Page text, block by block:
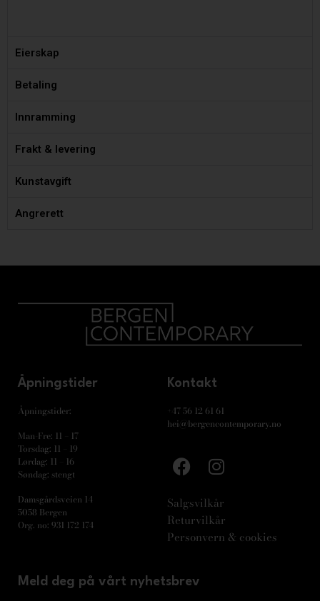
Eierskap
Betaling
Innramming
Frakt & levering
Kunstavgift
Angrerett
Åpningstider
Åpningstider:
Man-Fre: 11 – 17
Torsdag: 11 – 19
Lørdag: 11 – 16
Søndag: stengt
Damsgårdsveien 14
5058 Bergen
Org. no: 931 172 174
Kontakt
+47 56 12 61 61
hei@bergencontemporary.no
Salgsvilkår
Returvilkår
Personvern & cookies
Meld deg på vårt nyhetsbrev